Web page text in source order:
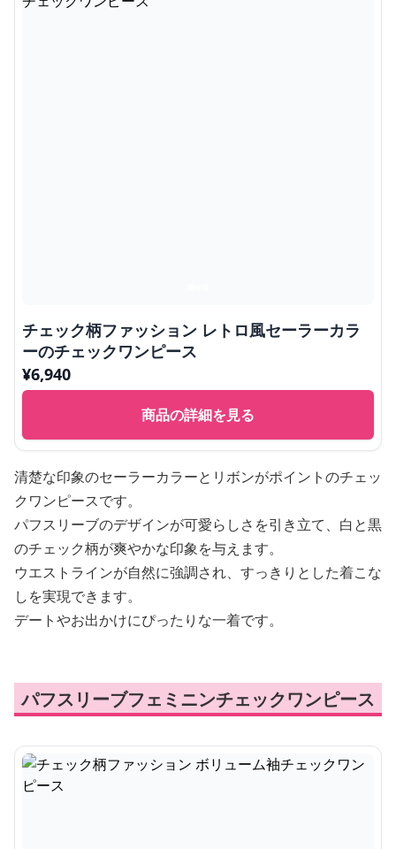
チェック柄ファッション レトロ風セーラーカラ
ーのチェックワンピース
¥6,940
商品の詳細を見る
清楚な印象のセーラーカラーとリボンがポイントのチェッ
クワンピースです。
パフスリーブのデザインが可愛らしさを引き立て、白と黒
のチェック柄が爽やかな印象を与えます。
ウエストラインが自然に強調され、すっきりとした着こな
しを実現できます。
デートやお出かけにぴったりな一着です。
パフスリーブフェミニンチェックワンピース